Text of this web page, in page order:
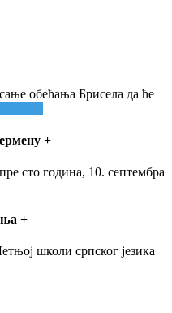
обећања Брисела да ће
+
сто година, 10. септембра
+
школи српског језика